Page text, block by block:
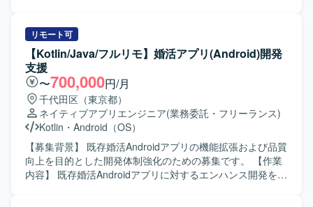
験結果や未完了課題、切替可否判断に関する技術論点の整
理も行っていただきます。あわせて、元請けや顧客向け説
明に必要な技術論点、確認事項、回答案の整理、遅延課題
や未決事項、他社依存事項、スコープ影響がある事項の洗
い出しとエスカレーション、現PLまたは既存メンバーから
の引継ぎ内容の整理および後続作業への反映もご対応いた
だきます。 【求める人物像】 技術面のリードとして主体的
に前に出て、PMからの細かい技術指示を待つことなく自ら
課題を整理し、優先順位を付けて推進できる方を求めてお
ります。技術担当とPM/PMOの間に立ち、技術論点をプロ
ジェクト推進に落とし込める方、案件途中からの参画でも
などのドキュメント作成を行っていただきます。また、テ
スト対応や問い合わせ対応、他領域担当者との調整・折衝
もお任せいたします。 【求める人物像】 関係者と円滑にコ
ミュニケーションを取りながら業務を進めていただける方
を求めております。長期的に参画し、安定して稼働いただ
ける方を歓迎いたします。 【ポジションの魅力】 大手企業
向け人事システムのCSR領域に特化して経験を積むことが
でき、リアルタイム設定やAEROなどの専門性を高めていた
だけます。他領域担当者との連携を通じて、システム全体
の理解を深められる環境です。 【開発環境】 人事システム
「COMPANY」のCSR領域を中心とした環境で、設計から
リモート可
【Kotlin/Java/フルリモ】婚活アプリ(Android)開発
支援
〜700,000円/月
千代田区（東京都）
ネイティブアプリエンジニア(業務委託・フリーランス)
Kotlin ・ Android（OS）
【募集背景】 既存婚活Androidアプリの機能拡張および品質
向上を目的とした開発体制強化のための募集です。 【作業
内容】 既存婚活Androidアプリに対するエンハンス開発を行